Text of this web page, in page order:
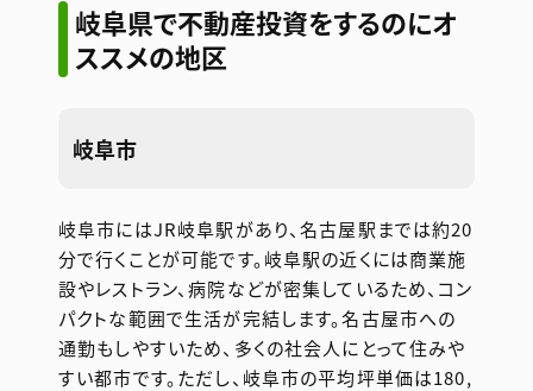
岐阜県で不動産投資をするのにオ
ススメの地区
岐阜市
岐阜市にはJR岐阜駅があり、名古屋駅までは約20
分で行くことが可能です。岐阜駅の近くには商業施
設やレストラン、病院などが密集しているため、コン
パクトな範囲で生活が完結します。名古屋市への
通勤もしやすいため、多くの社会人にとって住みや
すい都市です。ただし、岐阜市の平均坪単価は180,